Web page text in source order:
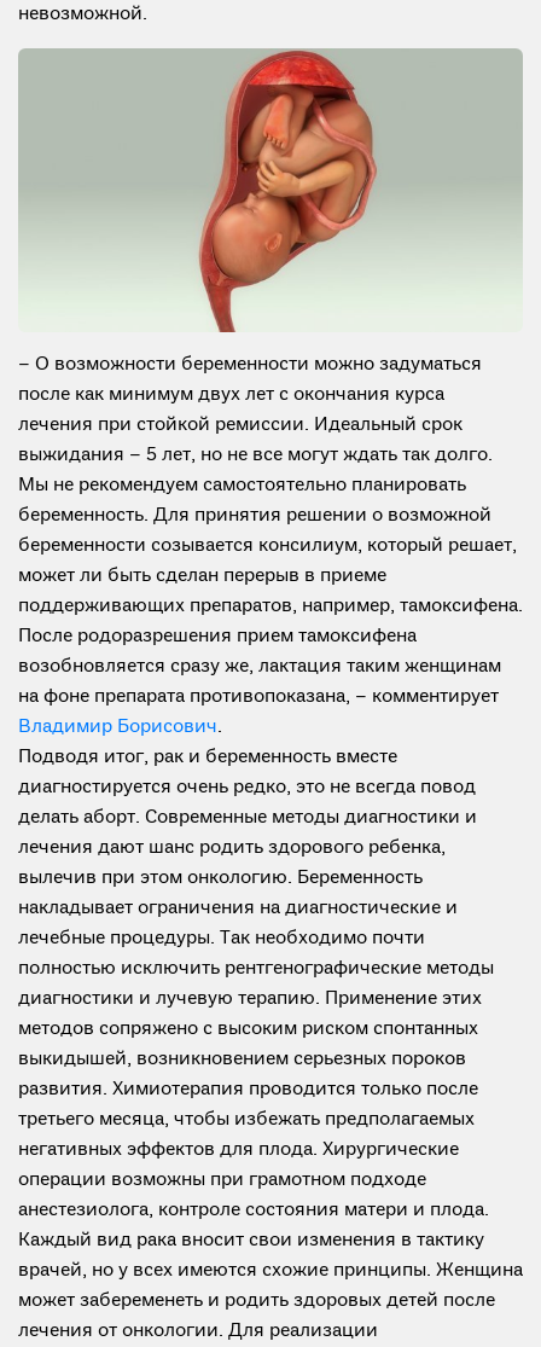
невозможной.
– О возможности беременности можно задуматься
после как минимум двух лет с окончания курса
лечения при стойкой ремиссии. Идеальный срок
выжидания – 5 лет, но не все могут ждать так долго.
Мы не рекомендуем самостоятельно планировать
беременность. Для принятия решении о возможной
беременности созывается консилиум, который решает,
может ли быть сделан перерыв в приеме
поддерживающих препаратов, например, тамоксифена.
После родоразрешения прием тамоксифена
возобновляется сразу же, лактация таким женщинам
на фоне препарата противопоказана, – комментирует
Владимир Борисович.
Подводя итог, рак и беременность вместе
диагностируется очень редко, это не всегда повод
делать аборт. Современные методы диагностики и
лечения дают шанс родить здорового ребенка,
вылечив при этом онкологию. Беременность
накладывает ограничения на диагностические и
лечебные процедуры. Так необходимо почти
полностью исключить рентгенографические методы
диагностики и лучевую терапию. Применение этих
методов сопряжено с высоким риском спонтанных
выкидышей, возникновением серьезных пороков
развития. Химиотерапия проводится только после
третьего месяца, чтобы избежать предполагаемых
негативных эффектов для плода. Хирургические
операции возможны при грамотном подходе
анестезиолога, контроле состояния матери и плода.
Каждый вид рака вносит свои изменения в тактику
врачей, но у всех имеются схожие принципы. Женщина
может забеременеть и родить здоровых детей после
лечения от онкологии. Для реализации